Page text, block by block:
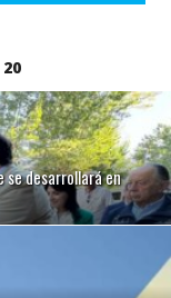
se desarrollará en